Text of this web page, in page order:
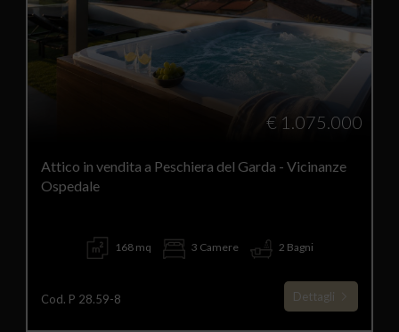
€ 1.075.000
Attico in vendita a Peschiera del Garda - Vicinanze
Ospedale
168 mq 3 Camere 2 Bagni
Cod. P 28.59-8 Dettagli